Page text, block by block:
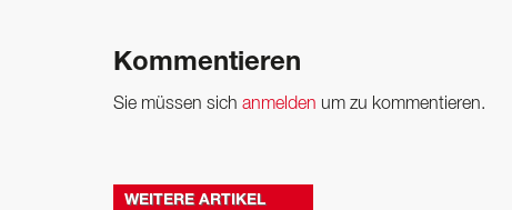
Kommentieren
Sie müssen sich anmelden um zu kommentieren.
WEITERE ARTIKEL